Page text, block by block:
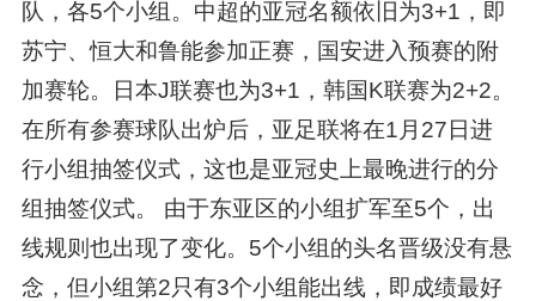
队，各5个小组。中超的亚冠名额依旧为3+1，即
苏宁、恒大和鲁能参加正赛，国安进入预赛的附
加赛轮。日本J联赛也为3+1，韩国K联赛为2+2。
在所有参赛球队出炉后，亚足联将在1月27日进
行小组抽签仪式，这也是亚冠史上最晚进行的分
组抽签仪式。 由于东亚区的小组扩军至5个，出
线规则也出现了变化。5个小组的头名晋级没有悬
念，但小组第2只有3个小组能出线，即成绩最好